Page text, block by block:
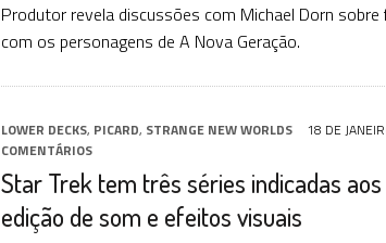
Produtor revela discussões com Michael Dorn
com os personagens de A Nova Geração.
LOWER DECKS, PICARD, STRANGE NEW WORLDS 18 DE
COMENTÁRIOS
Star Trek tem três séries indicadas
edição de som e efeitos visuais